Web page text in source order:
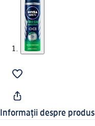
Informații despre produs